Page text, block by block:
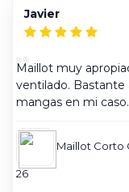
Javier
Maillot muy
ventilado. Bastante
mangas en mi
Maillot Corto
26